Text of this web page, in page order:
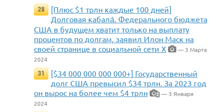
28
[Плюс $1 трлн каждые 100 дней]
Долговая кабала́. Федерального бюджета
США в будущем хватит только на выплату
процентов по долгам, заявил Илон Маск на
своей странице в социальной сети X
— 3 Марта
2024
31
[$34 000 000 000 000+] Государственный
долг США превысил $34 трлн. За 2023 год
он вырос на более чем $4 трлн
2 — 3 Января
2024